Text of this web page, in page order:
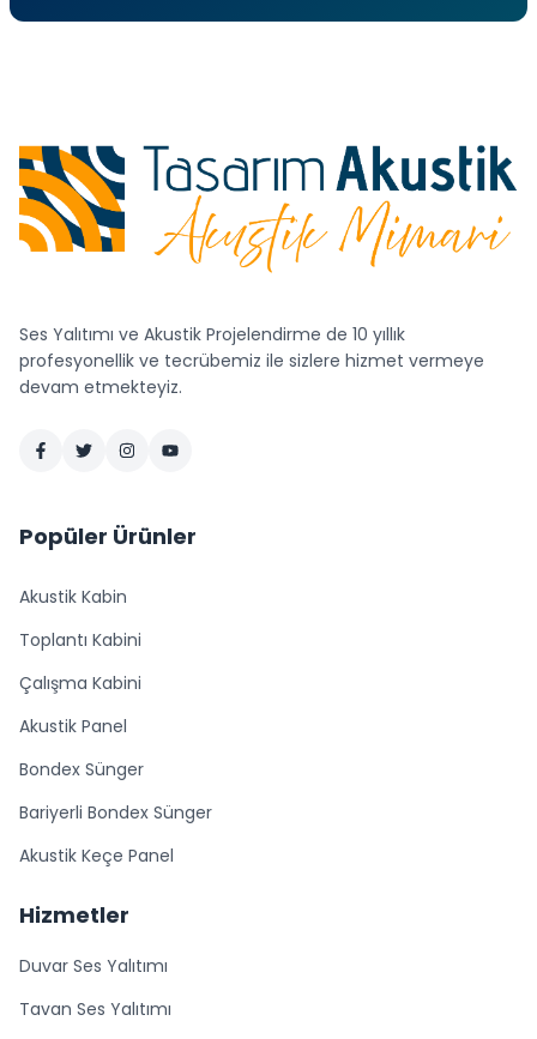
Ses Yalıtımı ve Akustik Projelendirme de 10 yıllık
profesyonellik ve tecrübemiz ile sizlere hizmet vermeye
devam etmekteyiz.
Popüler Ürünler
Akustik Kabin
Toplantı Kabini
Çalışma Kabini
Akustik Panel
Bondex Sünger
Bariyerli Bondex Sünger
Akustik Keçe Panel
Hizmetler
Duvar Ses Yalıtımı
Tavan Ses Yalıtımı